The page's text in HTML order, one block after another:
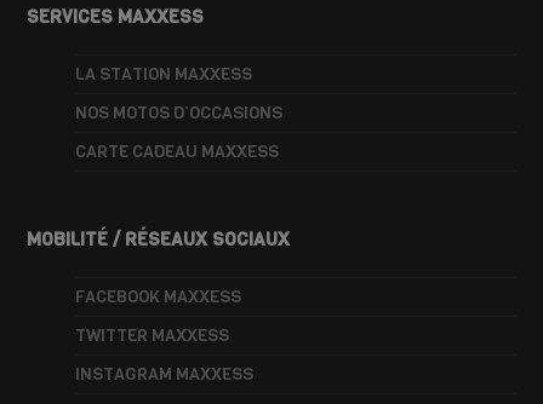
SERVICES MAXXESS
LA STATION MAXXESS
NOS MOTOS D’OCCASIONS
CARTE CADEAU MAXXESS
MOBILITÉ / RÉSEAUX SOCIAUX
FACEBOOK MAXXESS
TWITTER MAXXESS
INSTAGRAM MAXXESS